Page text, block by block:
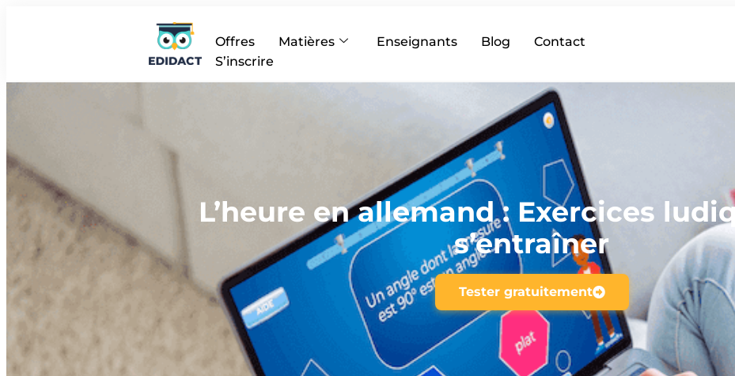
Offres Matières Enseignants Blog
Contact
S’inscrire
L’heure en allemand : Exercices
s’entraîner
Tester gratuitement